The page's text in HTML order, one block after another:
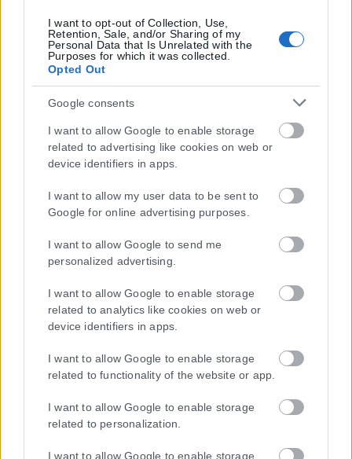
I want to opt-out of Collection, Use,
Retention, Sale, and/or Sharing of my
Personal Data that Is Unrelated with the
Purposes for which it was collected.
Opted Out
Google consents
I want to allow Google to enable storage
related to advertising like cookies on web or
device identifiers in apps.
I want to allow my user data to be sent to
Google for online advertising purposes.
I want to allow Google to send me
personalized advertising.
I want to allow Google to enable storage
related to analytics like cookies on web or
device identifiers in apps.
I want to allow Google to enable storage
related to functionality of the website or app.
I want to allow Google to enable storage
related to personalization.
I want to allow Google to enable storage